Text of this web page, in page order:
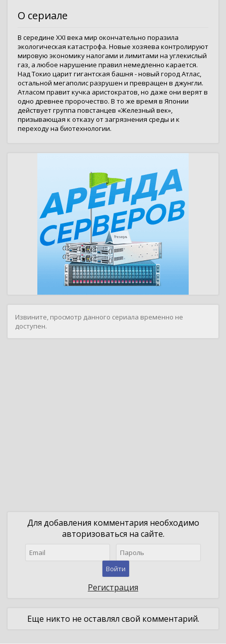
О сериале
В середине XXI века мир окончательно поразила
экологическая катастрофа. Новые хозяева контролируют
мировую экономику налогами и лимитами на углекислый
газ, а любое нарушение правил немедленно карается.
Над Токио царит гигантская башня - новый город Атлас,
остальной мегаполис разрушен и превращен в джунгли.
Атласом правит кучка аристократов, но даже они верят в
одно древнее пророчество. В то же время в Японии
действует группа повстанцев «Железный век»,
призывающая к отказу от загрязнения среды и к
переходу на биотехнологии.
Извините, просмотр данного сериала временно не
доступен.
Для добавления комментария необходимо
авторизоваться на сайте.
Войти
Регистрация
Еще никто не оставлял свой комментарий.